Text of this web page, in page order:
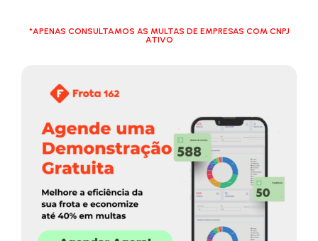
*APENAS CONSULTAMOS AS MULTAS DE EMPRESAS COM CNPJ
ATIVO